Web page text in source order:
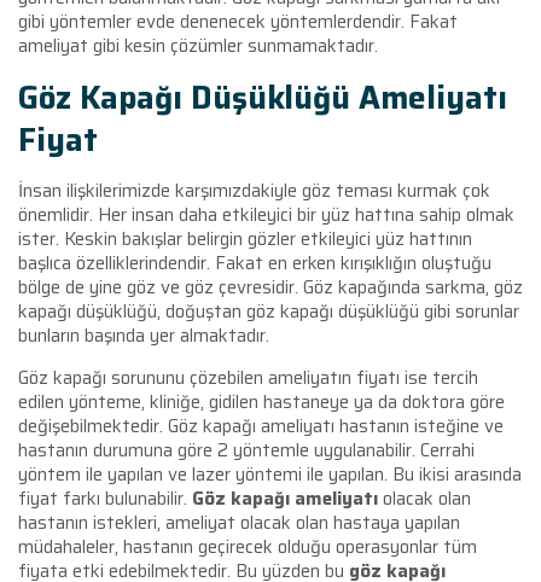
gibi yöntemler evde denenecek yöntemlerdendir. Fakat
ameliyat gibi kesin çözümler sunmamaktadır.
Göz Kapağı Düşüklüğü Ameliyatı
Fiyat
İnsan ilişkilerimizde karşımızdakiyle göz teması kurmak çok
önemlidir. Her insan daha etkileyici bir yüz hattına sahip olmak
ister. Keskin bakışlar belirgin gözler etkileyici yüz hattının
başlıca özelliklerindendir. Fakat en erken kırışıklığın oluştuğu
bölge de yine göz ve göz çevresidir. Göz kapağında sarkma, göz
kapağı düşüklüğü, doğuştan göz kapağı düşüklüğü gibi sorunlar
bunların başında yer almaktadır.
Göz kapağı sorununu çözebilen ameliyatın fiyatı ise tercih
edilen yönteme, kliniğe, gidilen hastaneye ya da doktora göre
değişebilmektedir. Göz kapağı ameliyatı hastanın isteğine ve
hastanın durumuna göre 2 yöntemle uygulanabilir. Cerrahi
yöntem ile yapılan ve lazer yöntemi ile yapılan. Bu ikisi arasında
fiyat farkı bulunabilir. Göz kapağı ameliyatıolacak olan
hastanın istekleri, ameliyat olacak olan hastaya yapılan
müdahaleler, hastanın geçirecek olduğu operasyonlar tüm
fiyata etki edebilmektedir. Bu yüzden bu göz kapağı